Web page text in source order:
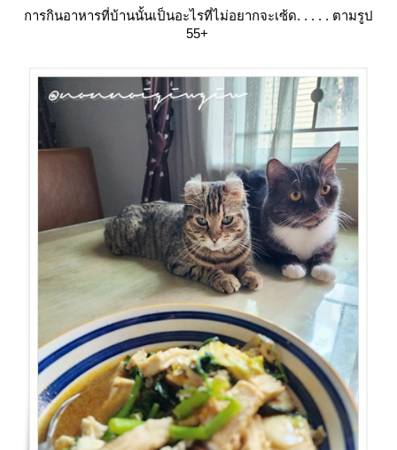
การกินอาหารที่บ้านนั้นเป็นอะไรที่ไม่อยากจะเซ้ด. . . . . ตามรูป
55+